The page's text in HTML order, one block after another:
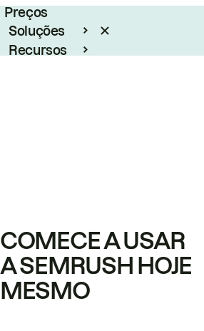
Preços
Soluções
Recursos
COMECE A USAR
A SEMRUSH HOJE
MESMO